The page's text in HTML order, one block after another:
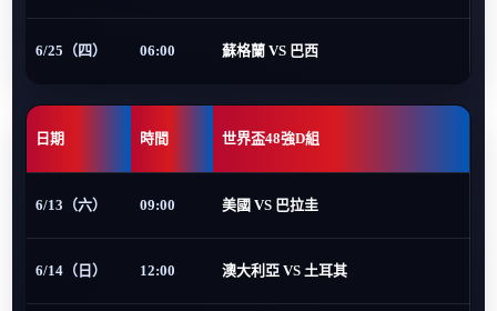
6/25（四） 06:00 蘇格蘭 VS 巴西
日期 時間 世界盃48強D組
6/13（六） 09:00 美國 VS 巴拉圭
6/14（日） 12:00 澳大利亞 VS 土耳其